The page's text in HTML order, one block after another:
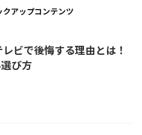
クアップコンテンツ
ビで後悔する理由とは！
び方